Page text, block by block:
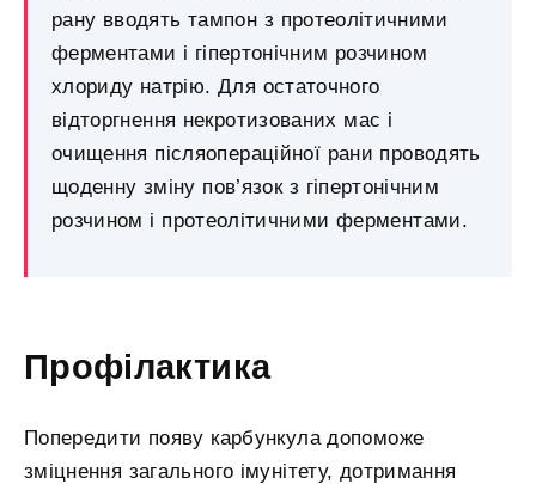
рану вводять тампон з протеолітичними
ферментами і гіпертонічним розчином
хлориду натрію. Для остаточного
відторгнення некротизованих мас і
очищення післяопераційної рани проводять
щоденну зміну пов’язок з гіпертонічним
розчином і протеолітичними ферментами.
Профілактика
Попередити появу карбункула допоможе
зміцнення загального імунітету, дотримання